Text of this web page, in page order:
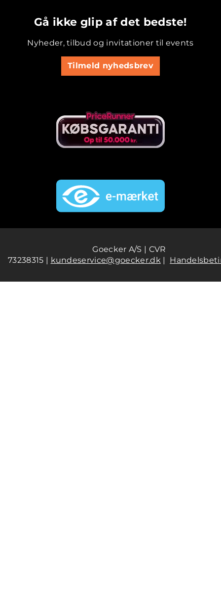
Gå ikke glip af det bedste!
Nyheder, tilbud og invitationer til events
Tilmeld nyhedsbrev
Goecker A/S | CVR
73238315 | kundeservice@goecker.dk|